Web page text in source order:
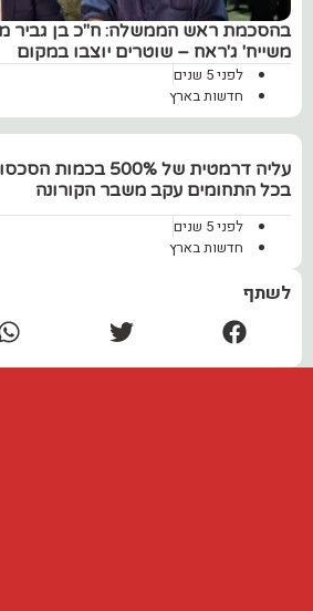
בהסכמת ראש הממשלה: ח"כ בן גביר
משייח' ג'ראח – שוטרים יוצבו במקום
לפני 5 שנים
חדשות בארץ
עליה דרמטית של 500% בכמות
בכל התחומים עקב משבר הקורונה
לפני 5 שנים
חדשות בארץ
לשתף